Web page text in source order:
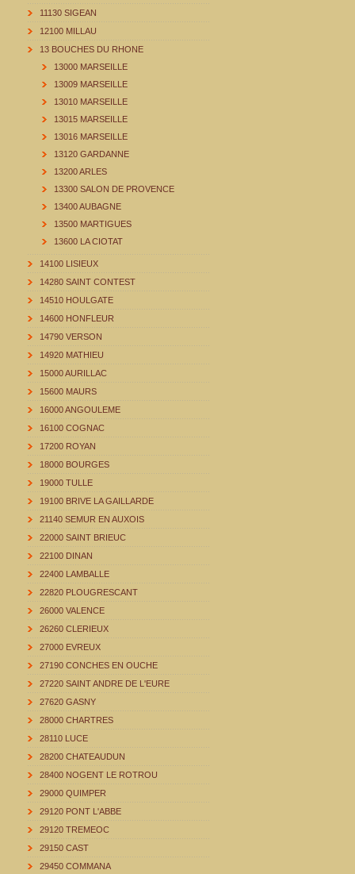
11130 SIGEAN
12100 MILLAU
13 BOUCHES DU RHONE
13000 MARSEILLE
13009 MARSEILLE
13010 MARSEILLE
13015 MARSEILLE
13016 MARSEILLE
13120 GARDANNE
13200 ARLES
13300 SALON DE PROVENCE
13400 AUBAGNE
13500 MARTIGUES
13600 LA CIOTAT
14100 LISIEUX
14280 SAINT CONTEST
14510 HOULGATE
14600 HONFLEUR
14790 VERSON
14920 MATHIEU
15000 AURILLAC
15600 MAURS
16000 ANGOULEME
16100 COGNAC
17200 ROYAN
18000 BOURGES
19000 TULLE
19100 BRIVE LA GAILLARDE
21140 SEMUR EN AUXOIS
22000 SAINT BRIEUC
22100 DINAN
22400 LAMBALLE
22820 PLOUGRESCANT
26000 VALENCE
26260 CLERIEUX
27000 EVREUX
27190 CONCHES EN OUCHE
27220 SAINT ANDRE DE L'EURE
27620 GASNY
28000 CHARTRES
28110 LUCE
28200 CHATEAUDUN
28400 NOGENT LE ROTROU
29000 QUIMPER
29120 PONT L'ABBE
29120 TREMEOC
29150 CAST
29450 COMMANA